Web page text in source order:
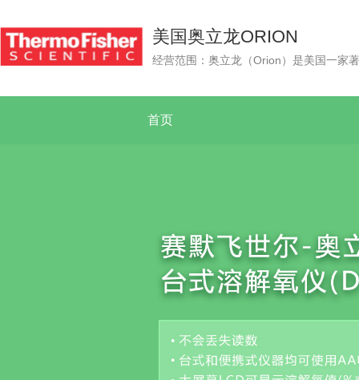
美国奥立龙ORION
首页